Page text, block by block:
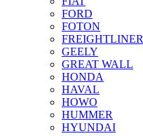
FORD
FOTON
FREIGHTLINER
GEELY
GREAT WALL
HONDA
HAVAL
HOWO
HUMMER
HYUNDAI